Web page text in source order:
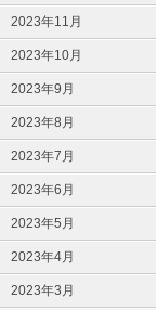
2023年11月
2023年10月
2023年9月
2023年8月
2023年7月
2023年6月
2023年5月
2023年4月
2023年3月